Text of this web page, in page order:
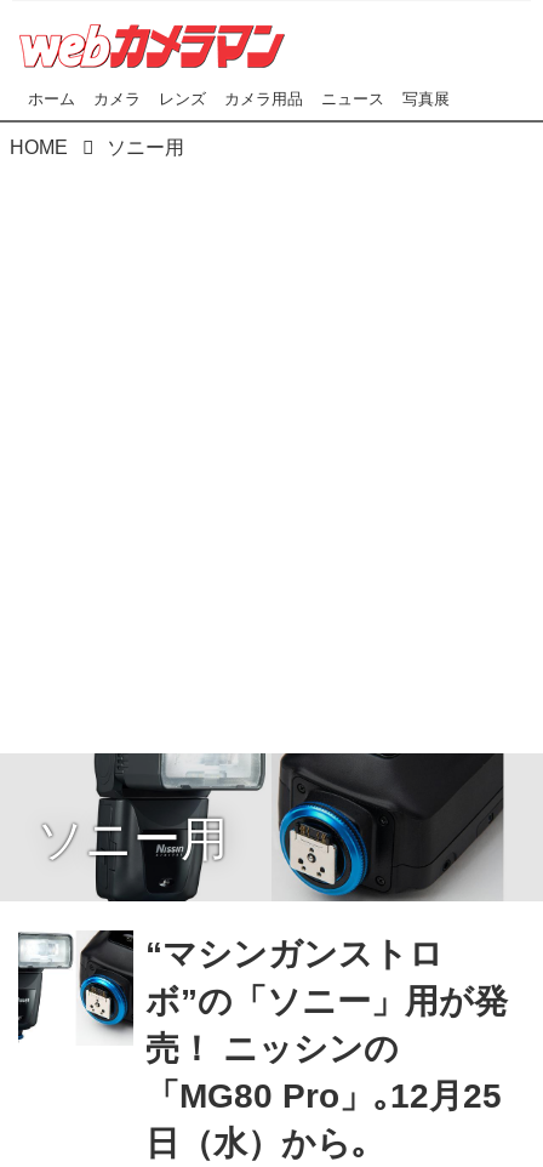
ホーム カメラ レンズ カメラ用品 ニュース 写真展
HOME ソニー用
ソニー用
“マシンガンストロ
ボ”の「ソニー」用が発
売！ ニッシンの
「MG80 Pro」｡12月25
日（水）から｡